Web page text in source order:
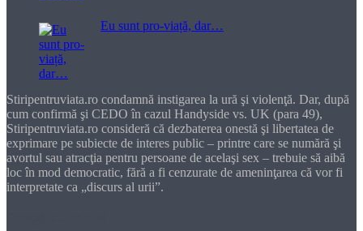
Eu sunt pro-viață, dar…
Stiripentruviata.ro condamnă instigarea la ură şi violenţă. Dar, după
cum confirmă şi CEDO în cazul Handyside vs. UK (para 49),
Stiripentruviata.ro consideră că dezbaterea onestă şi libertatea de
exprimare pe subiecte de interes public – printre care se numără şi
avortul sau atracţia pentru persoane de acelaşi sex – trebuie să aibă
loc în mod democratic, fără a fi cenzurate de ameninţarea că vor fi
interpretate ca „discurs al urii”.